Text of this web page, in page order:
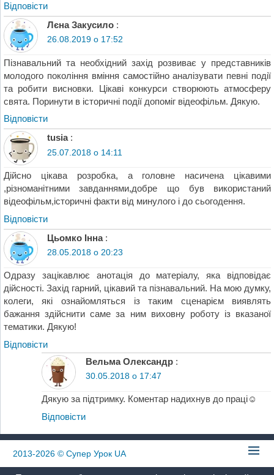
Відповіcти
Лєна Закусило :
26.08.2019 о 17:52
Пізнавальний та необхідний захід розвиває у представників
молодого покоління вміння самостійно аналізувати певні події
та робити висновки. Цікаві конкурси створюють атмосферу
свята. Поринути в історичні події допоміг відеофільм. Дякую.
Відповіcти
tusia :
25.07.2018 о 14:11
Дійсно цікава розробка, а головне насичена цікавими
,різноманітними завданнями,добре що був використаний
відеофільм,історичні факти від минулого і до сьогодення.
Відповіcти
Цьомко Інна :
28.05.2018 о 20:23
Одразу зацікавлює анотація до матеріалу, яка відповідає
дійсності. Захід гарний, цікавий та пізнавальний. На мою думку,
колеги, які ознайомляться із таким сценарієм виявлять
бажання здійснити саме за ним виховну роботу із вказаної
тематики. Дякую!
Відповіcти
Вельма Олександр :
30.05.2018 о 17:47
Дякую за підтримку. Коментар надихнув до праці☺
Відповіcти
2013-2026 © Супер Урок UA